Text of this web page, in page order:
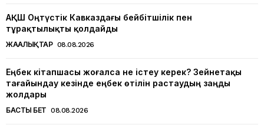
АҚШ Оңтүстік Кавказдағы бейбітшілік пен
тұрақтылықты қолдайды
ЖАҢАЛЫҚТАР 08.08.2026
Еңбек кітапшасы жоғалса не істеу керек? Зейнетақы
тағайындау кезінде еңбек өтілін растаудың заңды
жолдары
БАСТЫ БЕТ 08.08.2026